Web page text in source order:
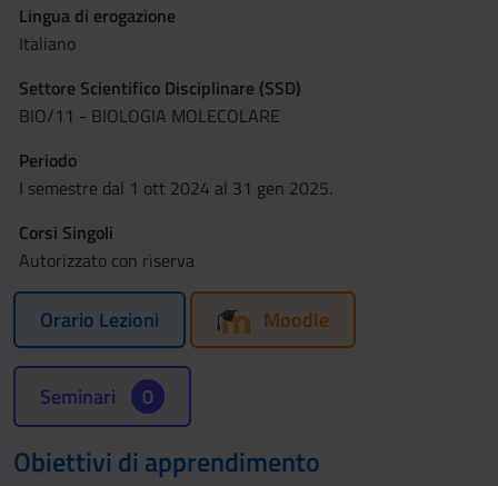
Lingua di erogazione
Italiano
Settore Scientifico Disciplinare (SSD)
BIO/11 - BIOLOGIA MOLECOLARE
Periodo
I semestre dal 1 ott 2024 al 31 gen 2025.
Corsi Singoli
Autorizzato con riserva
Orario Lezioni Moodle
Seminari 0
Obiettivi di apprendimento